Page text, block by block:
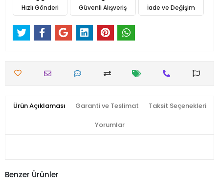
Hızlı Gönderi Güvenli Alışveriş İade ve Değişim
Ürün Açıklaması Garanti ve Teslimat Taksit Seçenekleri
Yorumlar
Benzer Ürünler